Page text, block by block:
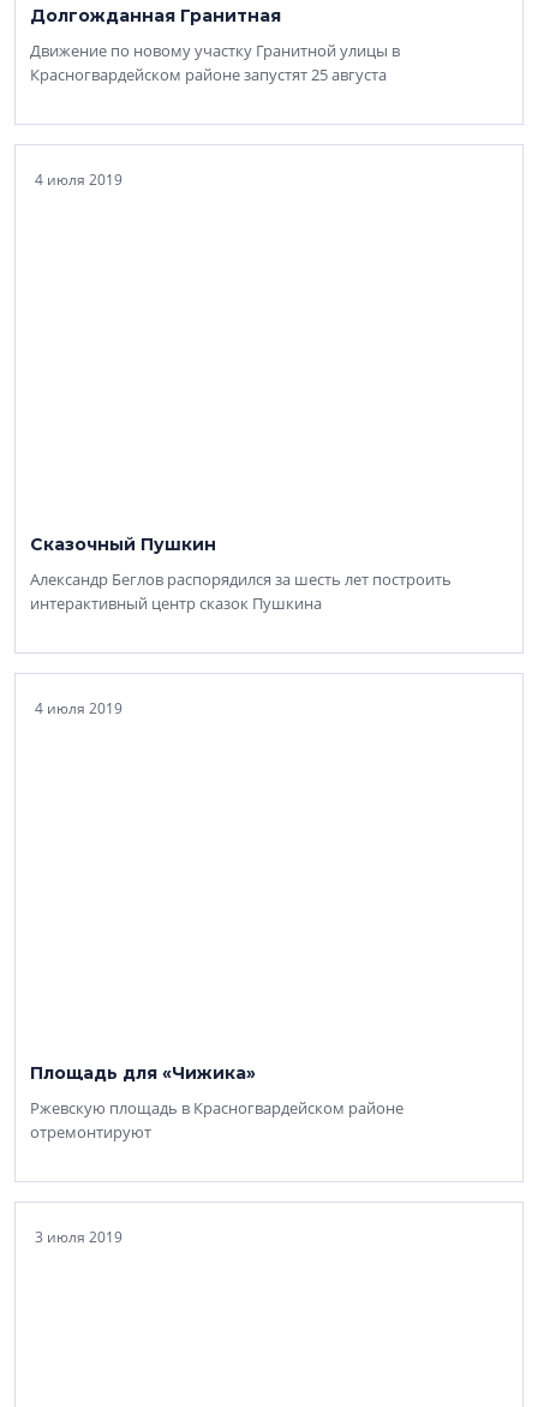
Долгожданная Гранитная
Движение по новому участку Гранитной улицы в
Красногвардейском районе запустят 25 августа
4 июля 2019
Сказочный Пушкин
Александр Беглов распорядился за шесть лет построить
интерактивный центр сказок Пушкина
4 июля 2019
Площадь для «Чижика»
Ржевскую площадь в Красногвардейском районе
отремонтируют
3 июля 2019